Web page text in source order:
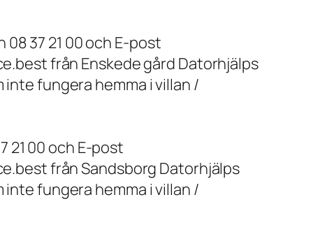
37 21 00 och E-post
från Enskede gård Datorhjälps
fungera hemma i villan /
21 00 och E-post
från Sandsborg Datorhjälps
fungera hemma i villan /